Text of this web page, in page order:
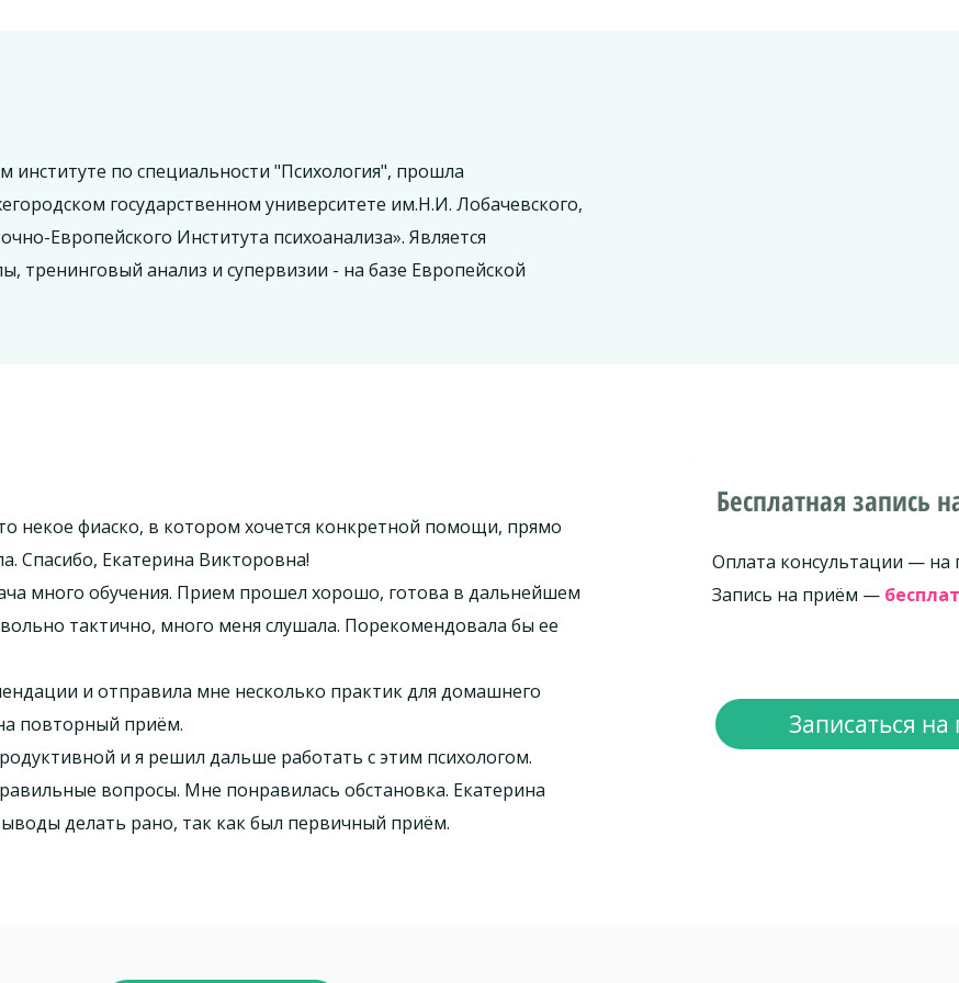
по специальности "Психология", прошла
государственном университете им.Н.И. Лобачевского,
Европейского Института психоанализа». Является
анализ и супервизии - на базе Европейской
некое фиаско, в котором хочется конкретной помощи, прямо
Спасибо, Екатерина Викторовна!
много обучения. Прием прошел хорошо, готова в дальнейшем
тактично, много меня слушала. Порекомендовала бы ее
и отправила мне несколько практик для домашнего
повторный приём.
и я решил дальше работать с этим психологом.
вопросы. Мне понравилась обстановка. Екатерина
делать рано, так как был первичный приём.
Бесплатная запись
Оплата консультации — на
Запись на приём —
Записаться